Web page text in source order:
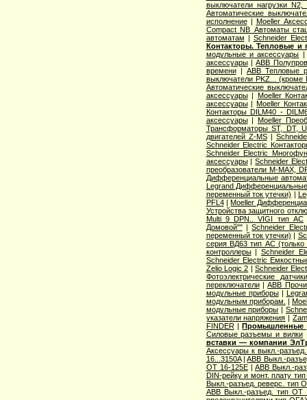
выключатели нагрузки
Автоматические
исполнение| Moeller
Compact NB Автоматы
автоматам | Schneider
Контакторы. Тепловые и
модульные и аксессуары
аксессуары|ABB
времени| ABB Тепловые
выключатели PKZ... (кроме
Автоматические
аксессуары| Moeller
аксессуары|Moeller
Контакторы DILM40 -
аксессуары|Moeller
Трансформаторы ST, DT,
двигателей Z-MS|
Schneider Electric
Schneider Electric
аксессуары|Schneider
преобразователи M-MAX,
Дифференциальные
Legrand
переменный ток утечки) |
PFL4|Moeller
Устройства защитного
Multi 9 DPN.. VIGI тип AС
Домовой""|Schneider
переменный ток утечки) |
серия ВД63 тип АС (только
контроллеры| Schneider
Schneider Electric
Zelio Logic 2 | Schneider
Фотоэлектрические датчики
переключатели|ABB
модульные приборы|
модульным приборам.
|
модульные приборы |
указатели напряжения |
FINDER|Промышленные
Cиловые разъемы и вилки
вставки — компании
Аксессуары к выкл.-
16...3150A|ABB Выкл.-
OT 16-125E| ABB Выкл.-
DIN-рейку и монт. плату
Выкл.-разъед. реверс. тип
ABB Выкл.-разъед. тип OT